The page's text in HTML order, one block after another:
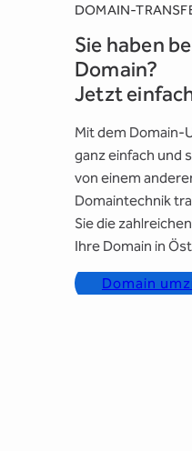
DOMAIN-
Sie haben
Domain?
Jetzt
Mit dem Domain-
ganz einfach und
von einem
Domaintechnik
Sie die
Ihre Domain in
Domain